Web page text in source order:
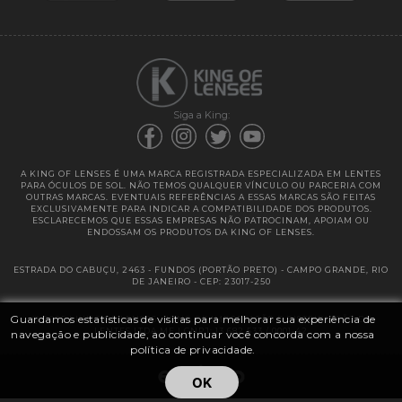
Guardamos estatísticas de visitas para melhorar sua experiência de
navegação e publicidade, ao continuar você concorda com a nossa
política de privacidade.
OK
Siga a King:
A KING OF LENSES É UMA MARCA REGISTRADA ESPECIALIZADA EM LENTES
PARA ÓCULOS DE SOL. NÃO TEMOS QUALQUER VÍNCULO OU PARCERIA COM
OUTRAS MARCAS. EVENTUAIS REFERÊNCIAS A ESSAS MARCAS SÃO FEITAS
EXCLUSIVAMENTE PARA INDICAR A COMPATIBILIDADE DOS PRODUTOS.
ESCLARECEMOS QUE ESSAS EMPRESAS NÃO PATROCINAM, APOIAM OU
ENDOSSAM OS PRODUTOS DA KING OF LENSES.
ESTRADA DO CABUÇU, 2463 - FUNDOS (PORTÃO PRETO) - CAMPO GRANDE, RIO
DE JANEIRO - CEP: 23017-250
@ 2025 | KING OF LENSES - KING OF IMPORTAÇÃO E DISTRIBUIÇÃO DE
LENTES LTDA ME | CNPJ: 13.682.533 / 0001-42